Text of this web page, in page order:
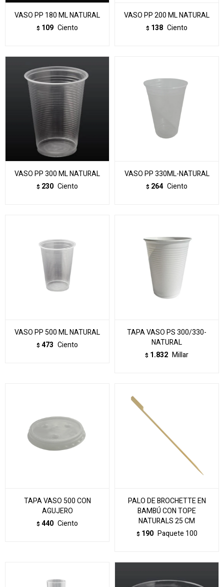
VASO PP 180 ML NATURAL
$ 109 Ciento
VASO PP 200 ML NATURAL
$ 138 Ciento
VASO PP 300 ML NATURAL
$ 230 Ciento
VASO PP 330ML-NATURAL
$ 264 Ciento
VASO PP 500 ML NATURAL
$ 473 Ciento
TAPA VASO PS 300/330-
NATURAL
$ 1.832 Millar
TAPA VASO 500 CON
AGUJERO
$ 440 Ciento
PALO DE BROCHETTE EN
BAMBÚ CON TOPE
NATURALS 25 CM
$ 190 Paquete 100